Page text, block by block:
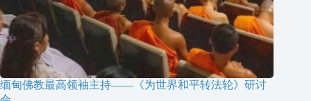
缅甸佛教最高领袖主持——《为世界和平转法轮》研讨